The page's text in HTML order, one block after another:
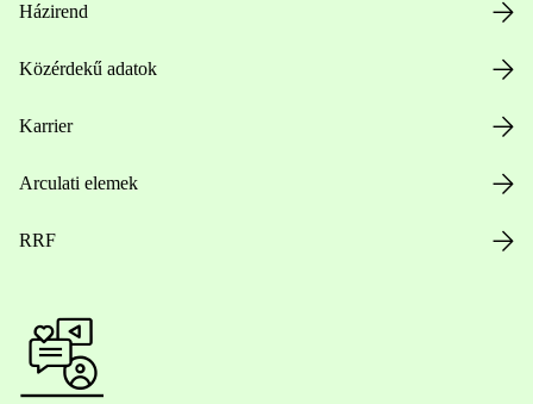
Házirend
Közérdekű adatok
Karrier
Arculati elemek
RRF